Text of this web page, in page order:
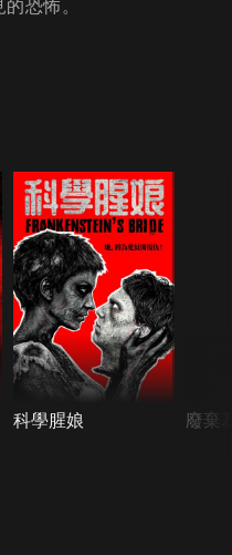
恐怖。
科學腥娘 廢棄